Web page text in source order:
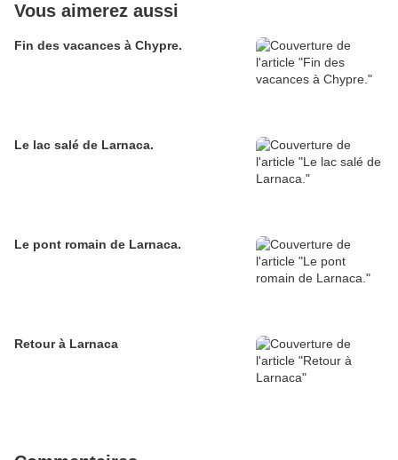
Vous aimerez aussi
Fin des vacances à Chypre.
Le lac salé de Larnaca.
Le pont romain de Larnaca.
Retour à Larnaca